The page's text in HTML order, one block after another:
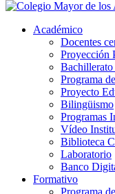
Académico
Docentes
Proyección
Programa
Proyecto
Bilingüismo
Programas
Vídeo
Biblioteca
Laboratorio
Banco
Formativo
Programa